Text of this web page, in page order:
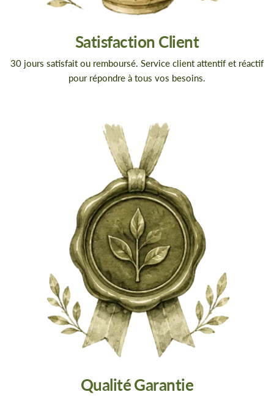
Satisfaction Client
30 jours satisfait ou remboursé. Service client attentif et réactif
pour répondre à tous vos besoins.
Qualité Garantie